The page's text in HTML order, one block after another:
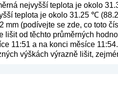
nejvyšší teplota je okolo
teplota je okolo 31.25 ℃
mm (podívejte se zde, co toto
lišit od těchto průměrných
11:51 a na konci měsíce
výškách výrazně lišit,